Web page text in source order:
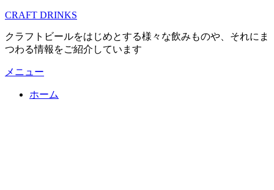
コ
テ
ン
ツ
へ
CRAFT DRINKS
クラフトビールをはじめとする様々な飲みものや、それにま
つわる情報をご紹介しています
メニュー
ホーム